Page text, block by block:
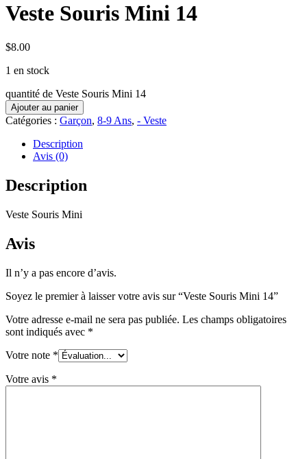
Veste Souris Mini 14
$8.00
1 en stock
quantité de Veste Souris Mini 14
Ajouter au panier
Catégories : Garçon, 8-9 Ans, - Veste
Description
Avis (0)
Description
Veste Souris Mini
Avis
Il n’y a pas encore d’avis.
Soyez le premier à laisser votre avis sur “Veste Souris Mini 14”
Votre adresse e-mail ne sera pas publiée. Les champs obligatoires
sont indiqués avec *
Votre note *
Votre avis *